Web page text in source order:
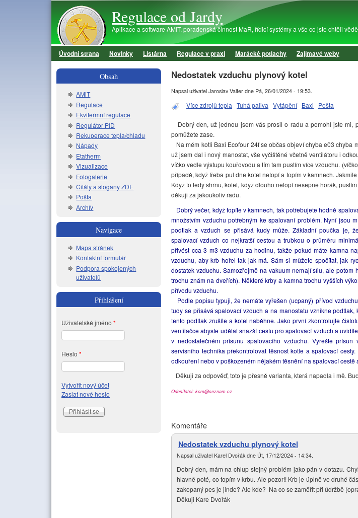
Regulace od Jardy
Aplikace a software AMiT, poradenská činnost MaR, řídicí systémy a vše co jste chtěli
Hlavní menu
Úvodní strana Novinky Listárna Regulace v praxi Marácké potlachy Zajímavé weby
Nedostatek vzduchu plynový kotel
Napsal uživatel Jaroslav Valter dne Pá, 26/01/2024 - 19:53.
Více zdrojů tepla Tuhá paliva Vytápění Baxi Pošta
Dobrý den, už jednou jsem vás prosil o radu a pomohl jste mi,
pomůžete zase.
Na mém kotli Baxi Ecofour 24f se občas objeví chyba e03 chyba
už jsem dal i nový manostat, vše vyčištěné včetně ventilátoru i
víčko vedle výstupu kouřovodu a tím tam pustím více vzduchu.
případě, když třeba pul dne kotel netopí a topím v kamnech.
Když to tedy shrnu, kotel, když dlouho netopí nesepne hořák,
děkuji za jakoukoliv radu.
Dobrý večer, když topíte v kamnech, tak potřebujete hodně
množstvím vzduchu potřebným ke spalovaní problém. Nyní jsou
podtlak a vzduch se přisává kudy může. Základní poučka je,
spalovací vzduch co nejkratší cestou a trubkou o průměru
přivést cca 3 m3 vzduchu za hodinu, takže pokud máte kamna
vzduchu, aby krb hořel tak jak má. Sám si můžete spočítat, jak
dostatek vzduchu. Samozřejmě na vakuum nemají sílu, ale
trochu znám na dveřích). Některé krby a kamna trochu vyšších
přívodu vzduchu.
Podle popisu typuji, že nemáte vyřešen (ucpaný) přívod
tudy se přisává spalovací vzduch a na manostatu vznikne
tento podtlak zrušíte a kotel naběhne. Jako první zkontrolujte
ventilačce abyste udělal snazší cestu pro spalovací vzduch a
v nedostatečném přísunu spalovacího vzduchu. Vyřešte
servisního technika překontrolovat těsnost kotle a spalovací
odkouření nebo v poškozeném nějakém těsnění na spalovací
Děkuji za odpověď, toto je přesně varianta, která napadla i mě.
Odesílatel: kom@seznam.cz
Komentáře
Nedostatek vzduchu plynový kotel
Napsal uživatel Karel Dvořákdne Út, 17/12/2024 - 14:34.
Dobrý den, mám na chlup stejný problém jako pán v dotazu.
hlavně poté, co topím v krbu. Ale pozor!! Krb je úplně ve druhé
zakopaný pes je jinde? Ale kde? Na co se zaměřit při údržbě
Děkuji Kare Dvořák
Obsah
AMiT
Regulace
Ekvitermní regulace
Regulátor PID
Rekuperace tepla/chladu
Nápady
Etatherm
Vizualizace
Fotogalerie
Citáty a slogany ZDE
Pošta
Archív
Navigace
Mapa stránek
Kontaktní formulář
Podpora spokojených
uživatelů
Přihlášení
Uživatelské jméno *
Heslo *
Vytvořit nový účet
Zaslat nové heslo